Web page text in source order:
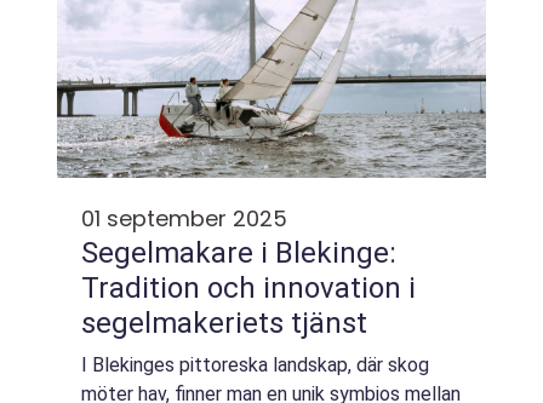
01 september 2025
Segelmakare i Blekinge:
Tradition och innovation i
segelmakeriets tjänst
I Blekinges pittoreska landskap, där skog
möter hav, finner man en unik symbios mellan